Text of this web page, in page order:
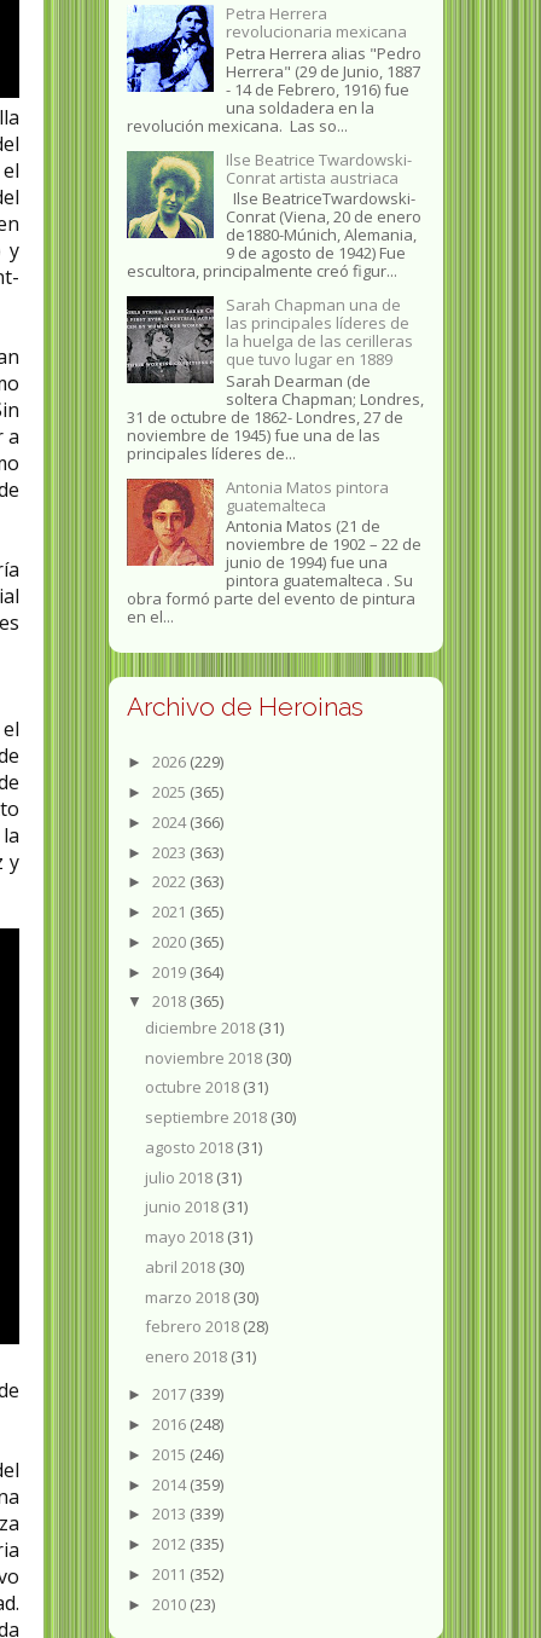
y
a
y
Petra Herrera
revolucionaria mexicana
Petra Herrera alias "Pedro
Herrera" (29 de Junio, 1887
- 14 de Febrero, 1916) fue
una soldadera en la
revolución mexicana. Las so...
Ilse Beatrice Twardowski-
Conrat artista austriaca
Ilse BeatriceTwardowski-
Conrat (Viena, 20 de enero
de1880-Múnich, Alemania,
9 de agosto de 1942) Fue
escultora, principalmente creó figur...
Sarah Chapman una de
las principales líderes de
la huelga de las cerilleras
que tuvo lugar en 1889
Sarah Dearman (de
soltera Chapman; Londres,
31 de octubre de 1862​- Londres, 27 de
noviembre de 1945)​ fue una de las
principales líderes de...
Antonia Matos pintora
guatemalteca
Antonia Matos (21 de
noviembre de 1902 – 22 de
junio de 1994) fue una
pintora guatemalteca . Su
obra formó parte del evento de pintura
en el...
Archivo de Heroinas
► 2026 (229)
► 2025 (365)
► 2024(366)
► 2023 (363)
► 2022 (363)
► 2021 (365)
► 2020 (365)
► 2019 (364)
▼ 2018 (365)
diciembre 2018 (31)
noviembre 2018 (30)
octubre 2018 (31)
septiembre 2018 (30)
agosto 2018 (31)
julio 2018 (31)
junio 2018 (31)
mayo 2018 (31)
abril 2018 (30)
marzo 2018 (30)
febrero 2018 (28)
enero 2018 (31)
► 2017 (339)
► 2016 (248)
► 2015 (246)
► 2014(359)
► 2013 (339)
► 2012 (335)
► 2011 (352)
► 2010 (23)